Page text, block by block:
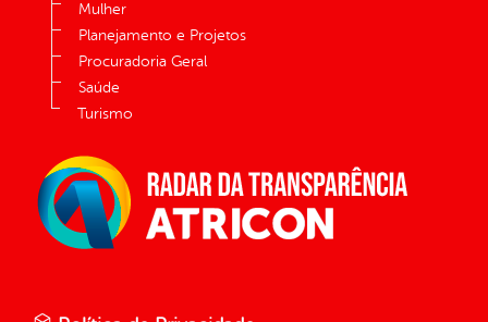
Mulher
Planejamento e Projetos
Procuradoria Geral
Saúde
Turismo